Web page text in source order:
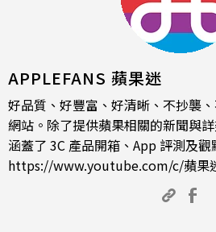
APPLEFANS 蘋果迷
好品質、好豐富、好清晰、不抄襲
網站。除了提供蘋果相關的新聞與
涵蓋了 3C 產品開箱、App 評測及觀
https://www.youtube.com/c/蘋果